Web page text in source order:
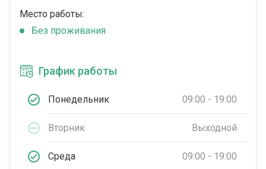
Место работы:
Без проживания
График работы
Понедельник 09:00 - 19:00
Вторник Выходной
Среда 09:00 - 19:00